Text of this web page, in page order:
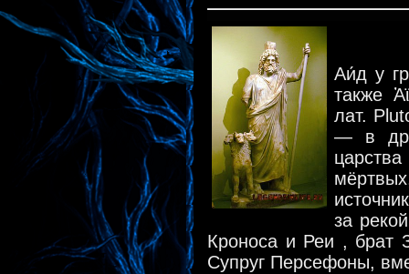
Аи́д у
также
лат.
— в
за
Кроноса и Реи , брат
Супруг Персефоны,